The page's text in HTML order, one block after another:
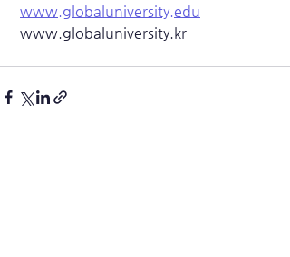
www.globaluniversity.edu
www.globaluniversity.kr